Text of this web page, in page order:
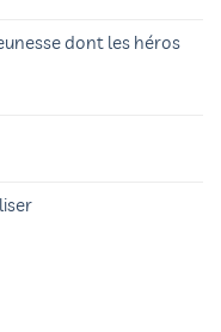
dont les héros